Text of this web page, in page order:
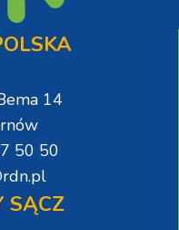
14
50 50
SĄCZ